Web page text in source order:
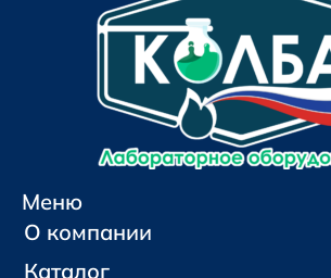
Меню
О компании
Каталог